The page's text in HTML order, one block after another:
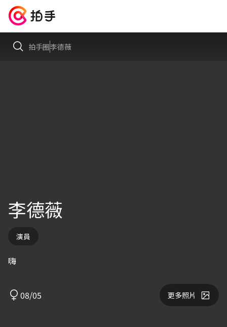
拍手圈李德薇
李德薇
演員
嗨
08/05 更多照片